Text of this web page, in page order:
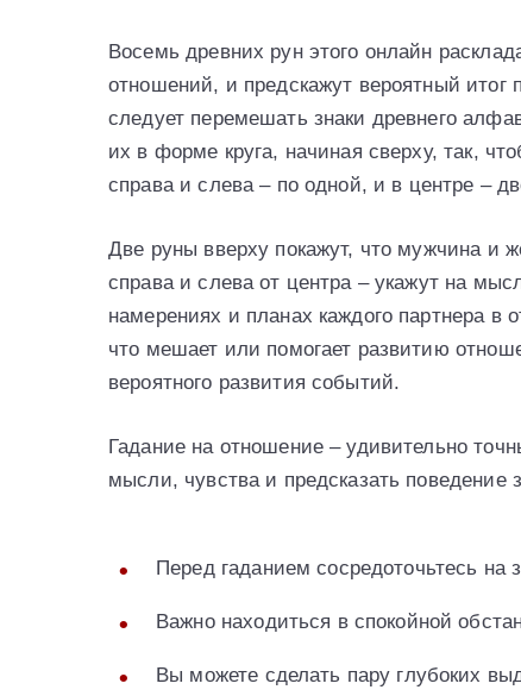
Восемь древних рун этого онлайн
отношений, и предскажут вероятный
следует перемешать знаки древнего
их в форме круга, начиная сверху, так,
справа и слева – по одной, и в центре –
Две руны вверху покажут, что мужчина и
справа и слева от центра – укажут на
намерениях и планах каждого партнера в
что мешает или помогает развитию
вероятного развития событий.
Гадание на отношение – удивительно
мысли, чувства и предсказать поведение
Перед гаданием сосредоточьтесь на
Важно находиться в спокойной
Вы можете сделать пару глубоких